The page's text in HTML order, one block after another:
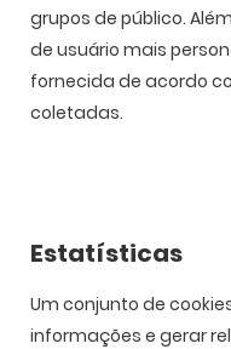
grupos de público.
de usuário mais
fornecida de acordo
coletadas.
Estatísticas
Um conjunto de
informações e gerar